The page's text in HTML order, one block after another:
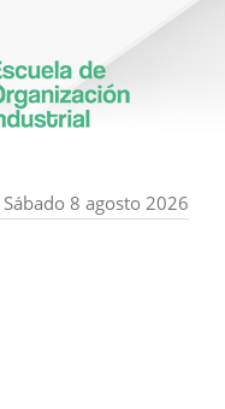
Sábado 8 agosto 2026